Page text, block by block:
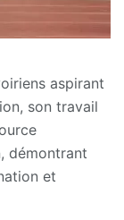
aspirant
son travail
démontrant
et